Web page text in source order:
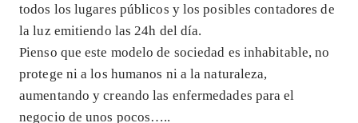
todos los lugares públicos y los posibles contadores de
la luz emitiendo las 24h del día.
Pienso que este modelo de sociedad es inhabitable, no
protege ni a los humanos ni a la naturaleza,
aumentando y creando las enfermedades para el
negocio de unos pocos…..